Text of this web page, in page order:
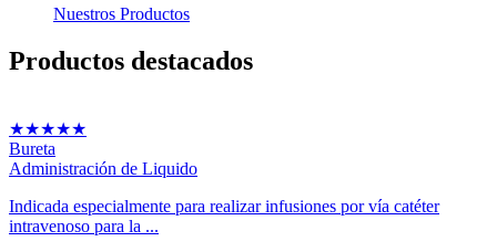
Nuestros Productos
Productos destacados
★★★★★
Bureta
Administración de Liquido
Indicada especialmente para realizar infusiones por vía catéter
intravenoso para la ...